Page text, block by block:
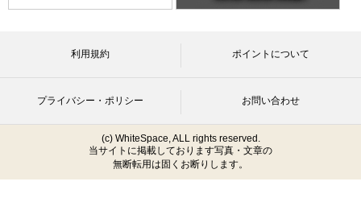
利用規約 ポイントについて
プライバシー・ポリシー お問い合わせ
(c) WhiteSpace, ALL rights reserved.
当サイトに掲載しております写真・文章の
無断転用は固くお断りします。